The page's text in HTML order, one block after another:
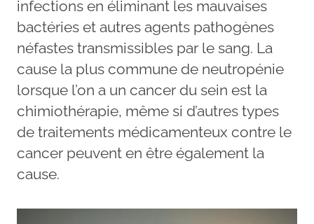
infections en éliminant les mauvaises
bactéries et autres agents pathogènes
néfastes transmissibles par le sang. La
cause la plus commune de neutropénie
lorsque l’on a un cancer du sein est la
chimiothérapie, même si d’autres types
de traitements médicamenteux contre le
cancer peuvent en être également la
cause.